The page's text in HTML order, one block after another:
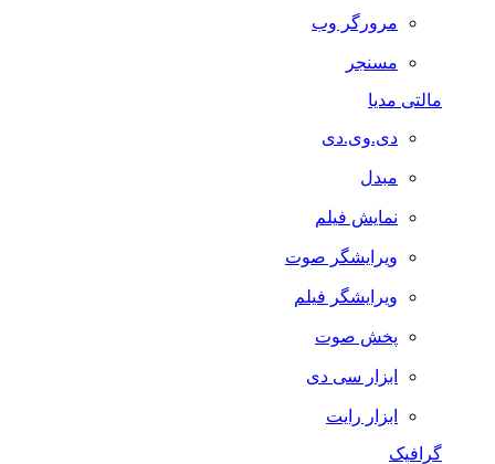
مرورگر وب
مسنجر
مالتی مدیا
دی.وی.دی
مبدل
نمایش فیلم
ویرایشگر صوت
ویرایشگر فیلم
پخش صوت
ابزار سی دی
ابزار رایت
گرافیک